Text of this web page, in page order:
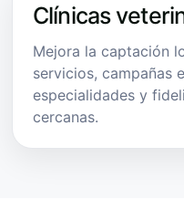
Clínicas
Mejora la captación
servicios, campañas
especialidades y
cercanas.